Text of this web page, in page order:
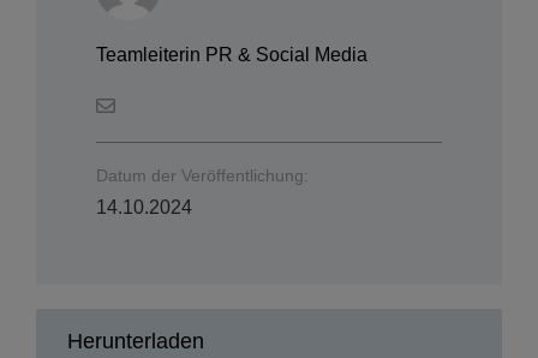
Teamleiterin PR & Social Media
Datum der Veröffentlichung:
14.10.2024
Herunterladen